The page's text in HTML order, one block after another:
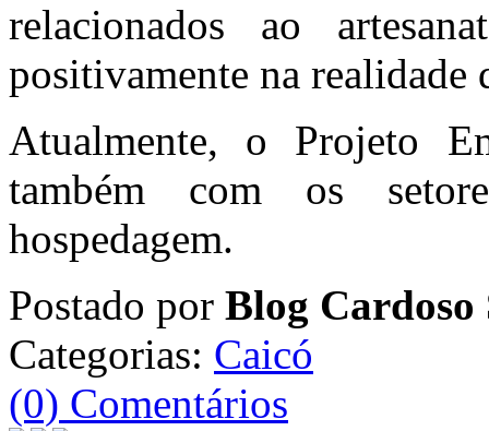
relacionados ao
positivamente na realidade
Atualmente, o Projeto
também com os
hospedagem.
Postado por Blog Cardoso
Categorias: Caicó
(0) Comentários